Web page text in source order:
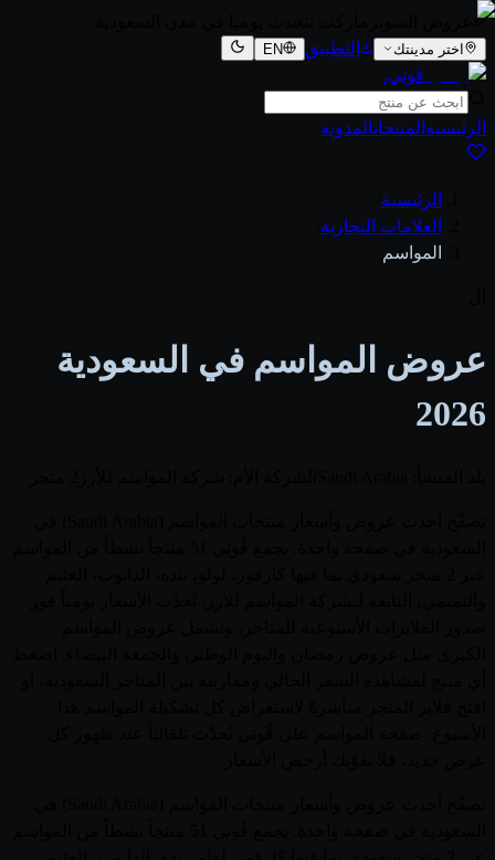
اختر مدينتك التطبيق EN
قوتي.
الرئيسية المنتجاتالمدونة
الرئيسية
العلامات التجارية
المواسم
عروض المواسم في السعودية
2026